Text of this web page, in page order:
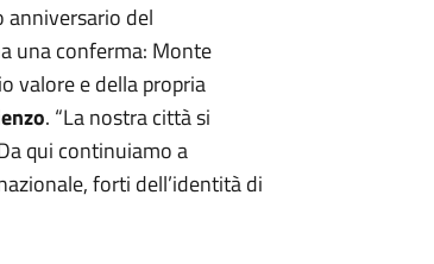
anniversario del
una conferma: Monte
valore e della propria
. “La nostra città si
qui continuiamo a
forti dell’identità di